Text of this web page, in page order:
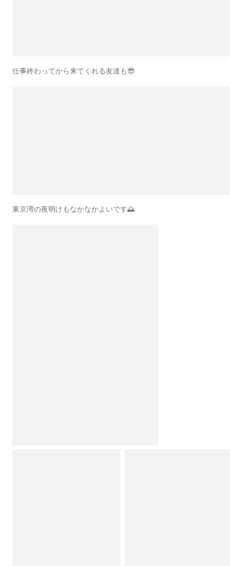
仕事終わってから来てくれる友達も😎
東京湾の夜明けもなかなかよいです🌅